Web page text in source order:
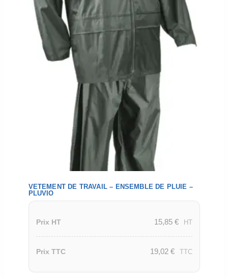
VETEMENT DE TRAVAIL – ENSEMBLE DE PLUIE –
PLUVIO
Prix HT 15,85 € HT
Prix TTC 19,02 € TTC